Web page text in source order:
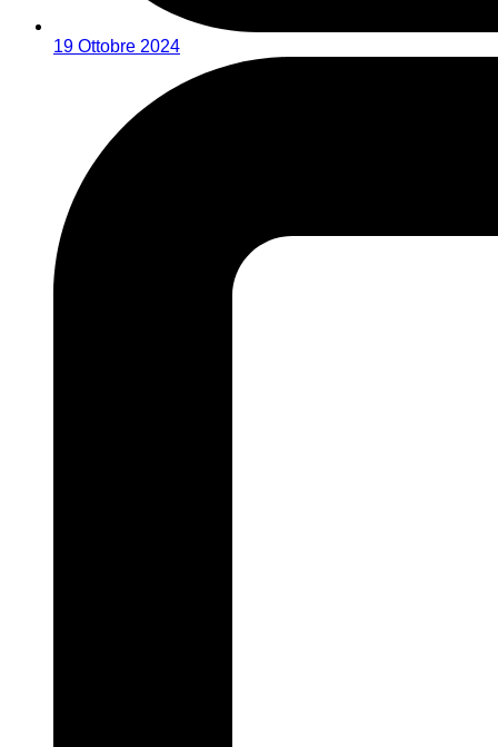
19 Ottobre 2024